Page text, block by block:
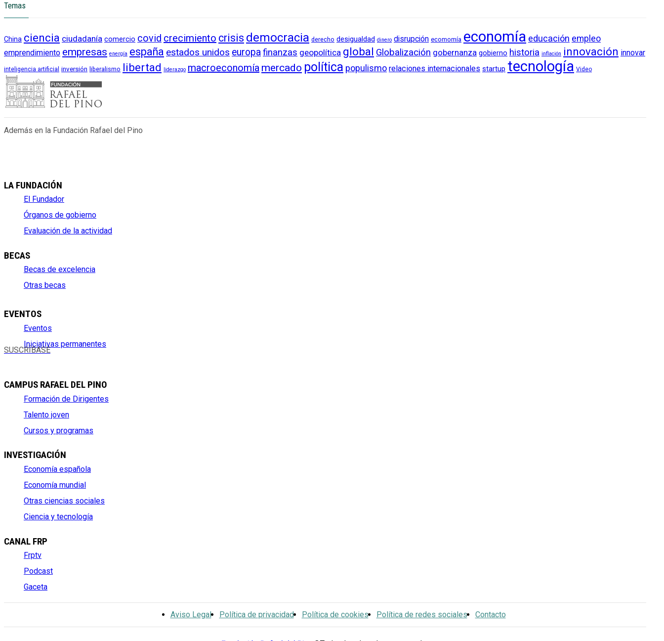
Temas
China ciencia ciudadanía comercio covid crecimiento crisis democracia derecho desigualdad dinero disrupción ecomomía economía educación empleo
emprendimiento empresas energía españa estados unidos europafinanzas geopolítica global Globalización gobernanza gobierno historia inflación innovación innovar
inteligencia artificial inversión liberalismo libertad liderazgo macroeconomía mercado política populismo relaciones internacionales startup tecnología Video
Además en la Fundación Rafael del Pino
LA FUNDACIÓN
El Fundador
Órganos de gobierno
Evaluación de la actividad
BECAS
Becas de excelencia
Otras becas
EVENTOS
Eventos
Iniciativas permanentes
SUSCRÍBASE
CAMPUS RAFAEL DEL PINO
Formación de Dirigentes
Talento joven
Cursos y programas
INVESTIGACIÓN
Economía española
Economía mundial
Otras ciencias sociales
Ciencia y tecnología
CANAL FRP
Frptv
Podcast
Gaceta
Aviso Legal Política de privacidad Política de cookies Política de redes sociales Contacto